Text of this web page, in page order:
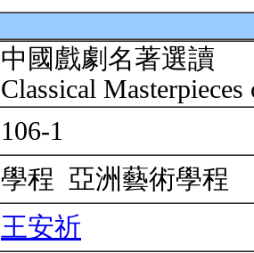
中國戲劇名著選讀
Classical
106-1
學程 亞洲藝術學程
王安祈